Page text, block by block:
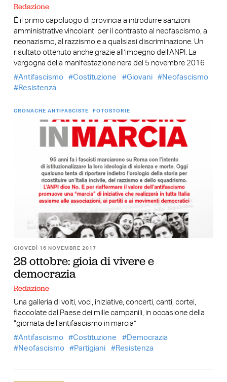
Redazione
È il primo capoluogo di provincia a introdurre sanzioni
amministrative vincolanti per il contrasto al neofascismo, al
neonazismo, al razzismo e a qualsiasi discriminazione. Un
risultato ottenuto anche grazie all’impegno dell’ANPI. La
vergogna della manifestazione nera del 5 novembre 2016
Antifascismo
Costituzione Giovani
Neofascismo
Resistenza
CRONACHE ANTIFASCISTE FOTOSTORIE
GIOVEDÌ 16 NOVEMBRE 2017
28 ottobre: gioia di vivere e
democrazia
Redazione
Una galleria di volti, voci, iniziative, concerti, canti, cortei,
fiaccolate dal Paese dei mille campanili, in occasione della
“giornata dell’antifascismo in marcia”
Antifascismo
Costituzione
Democrazia
Neofascismo
Partigiani Resistenza